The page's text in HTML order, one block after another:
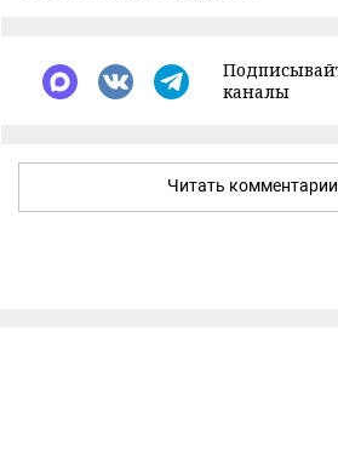
каналы
Читать комментарии